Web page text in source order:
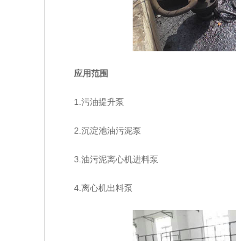
应用范围
1.污油提升泵
2.沉淀池油污泥泵
3.油污泥离心机进料泵
4.离心机出料泵